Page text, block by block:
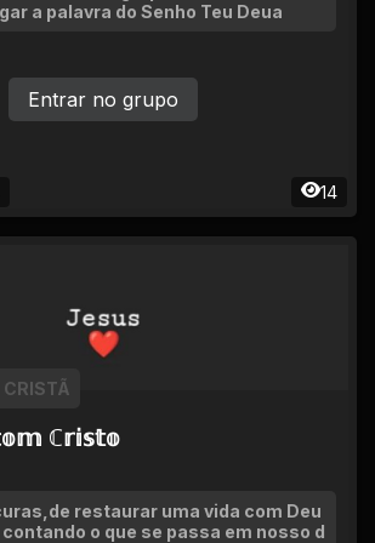
a palavra do Senho Teu Deua
14
Entrar no grupo
ℂ𝕣𝕚𝕤𝕥𝕠
restaurar uma vida com Deu
o que se passa em nosso d